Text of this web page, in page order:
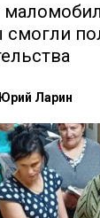
смогли
Юрий Ларин